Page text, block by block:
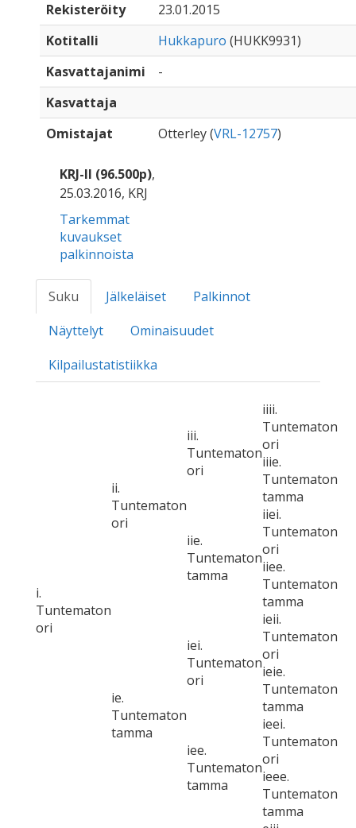
Rekisteröity
23.01.2015
Kotitalli
Hukkapuro (HUKK9931)
Kasvattajanimi
-
Kasvattaja
Omistajat
Otterley (VRL-12757)
KRJ-II (96.500p),
25.03.2016, KRJ
Tarkemmat
kuvaukset
palkinnoista
Suku Jälkeläiset
Palkinnot
Näyttelyt
Ominaisuudet
Kilpailustatistiikka
i.
Tuntematon
ori
ii.
Tuntematon
ori
iii.
Tuntematon
ori
iiii.
Tuntematon
ori
iiie.
Tuntematon
tamma
iie.
Tuntematon
tamma
iiei.
Tuntematon
ori
iiee.
Tuntematon
tamma
ie.
Tuntematon
tamma
iei.
Tuntematon
ori
ieii.
Tuntematon
ori
ieie.
Tuntematon
tamma
iee.
Tuntematon
tamma
ieei.
Tuntematon
ori
ieee.
Tuntematon
tamma